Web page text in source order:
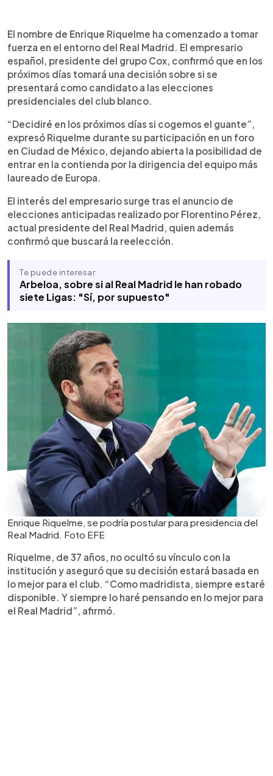
► Escuchar artículo
El empresario español Enrique Riquelme evalúa
presentarse como candidato a la presidencia del
Real Madrid tras el anuncio de elecciones
anticipadas por parte de Florentino Pérez. El
presidente del grupo Cox aseguró que tomará
una decisión en los próximos días, destacando su
actuar en beneficio del club. Con 37 años, cuenta
con experiencia en el sector energético y
presencia internacional. En una carta, afirmó tener
la capacidad económica y financiera para asumir
el reto. Su posible candidatura surge como
alternativa en un proceso electoral que podría
marcar un nuevo rumbo en la institución blanca.
El nombre de Enrique Riquelme ha comenzado a tomar
fuerza en el entorno del Real Madrid. El empresario
español, presidente del grupo Cox, confirmó que en los
próximos días tomará una decisión sobre si se
presentará como candidato a las elecciones
presidenciales del club blanco.
“Decidiré en los próximos días si cogemos el guante”,
expresó Riquelme durante su participación en un foro
en Ciudad de México, dejando abierta la posibilidad de
entrar en la contienda por la dirigencia del equipo más
laureado de Europa.
El interés del empresario surge tras el anuncio de
elecciones anticipadas realizado por Florentino Pérez,
actual presidente del Real Madrid, quien además
confirmó que buscará la reelección.
Te puede interesar:
Arbeloa, sobre si al Real Madrid le han robado
siete Ligas: "Sí, por supuesto"
Enrique Riquelme, se podría postular para presidencia del
Real Madrid. Foto EFE
Riquelme, de 37 años, no ocultó su vínculo con la
institución y aseguró que su decisión estará basada en
lo mejor para el club. “Como madridista, siempre estaré
disponible. Y siempre lo haré pensando en lo mejor para
el Real Madrid”, afirmó.